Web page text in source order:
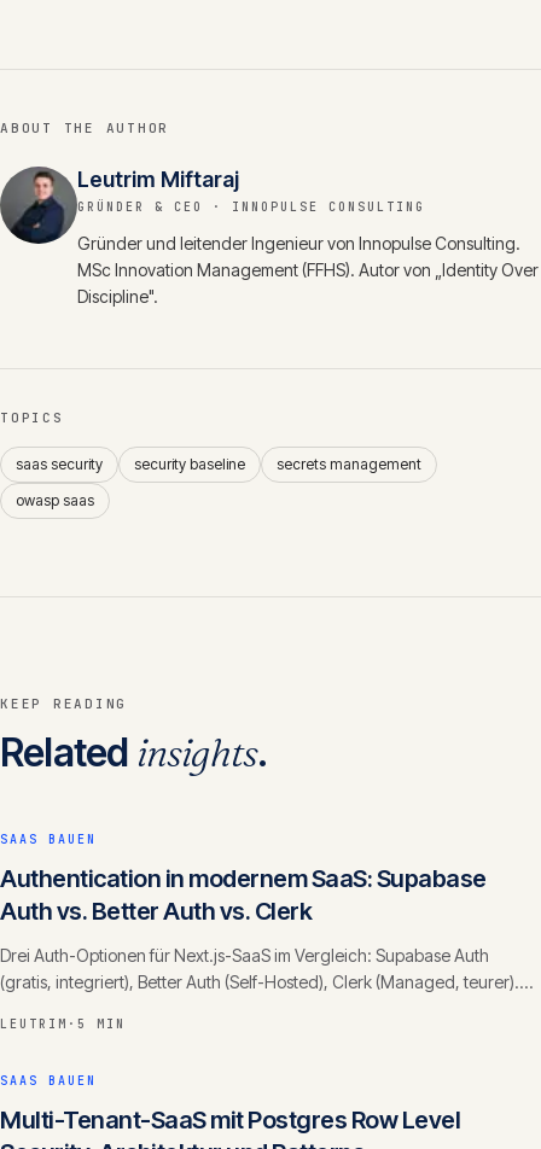
ABOUT THE AUTHOR
Leutrim Miftaraj
GRÜNDER & CEO · INNOPULSE CONSULTING
Gründer und leitender Ingenieur von Innopulse Consulting.
MSc Innovation Management (FFHS). Autor von „Identity Over
Discipline".
TOPICS
saas security security baseline
secrets management
owasp saas
KEEP READING
Related insights.
SAAS BAUEN
Authentication in modernem SaaS: Supabase
Auth vs. Better Auth vs. Clerk
Drei Auth-Optionen für Next.js-SaaS im Vergleich: Supabase Auth
(gratis, integriert), Better Auth (Self-Hosted), Clerk (Managed, teurer).
LEUTRIM · 5 MIN
SAAS BAUEN
Multi-Tenant-SaaS mit Postgres Row Level